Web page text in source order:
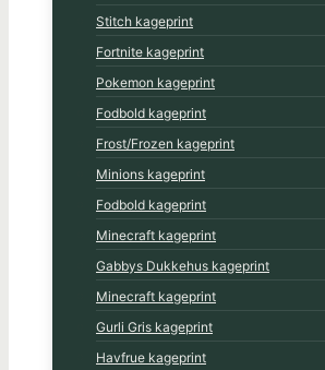
Stitch kageprint
Fortnite kageprint
Pokemon kageprint
Fodbold kageprint
Frost/Frozen kageprint
Minions kageprint
Fodbold kageprint
Minecraft kageprint
Gabbys Dukkehus kageprint
Minecraft kageprint
Gurli Gris kageprint
Havfrue kageprint